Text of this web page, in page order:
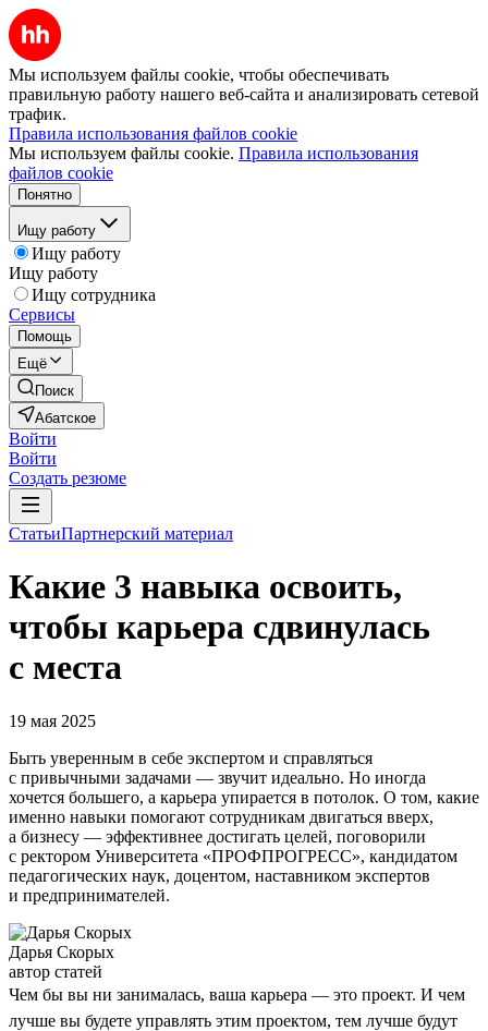
Мы используем файлы cookie, чтобы обеспечивать
правильную работу нашего веб-сайта и анализировать сетевой
трафик.
Правила использования файлов cookie
Мы используем файлы cookie. Правила использования
файлов cookie
Понятно
Ищу работу
Ищу работу
Ищу работу
Ищу сотрудника
Сервисы
Помощь
Ещё
Поиск
Абатское
Войти
Войти
Создать резюме
СтатьиПартнерский материал
Какие 3 навыка освоить,
чтобы карьера сдвинулась
с места
19 мая 2025
Быть уверенным в себе экспертом и справляться
с привычными задачами — звучит идеально. Но иногда
хочется большего, а карьера упирается в потолок. О том, какие
именно навыки помогают сотрудникам двигаться вверх,
а бизнесу — эффективнее достигать целей, поговорили
с ректором Университета «ПРОФПРОГРЕСС», кандидатом
педагогических наук, доцентом, наставником экспертов
и предпринимателей.
Дарья Скорых
автор статей
Чем бы вы ни занималась, ваша карьера — это проект. И чем
лучше вы будете управлять этим проектом, тем лучше будут